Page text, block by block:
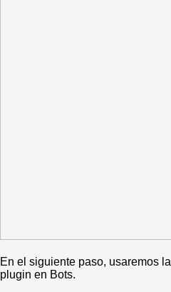
En el siguiente paso, usaremos la
plugin en Bots.